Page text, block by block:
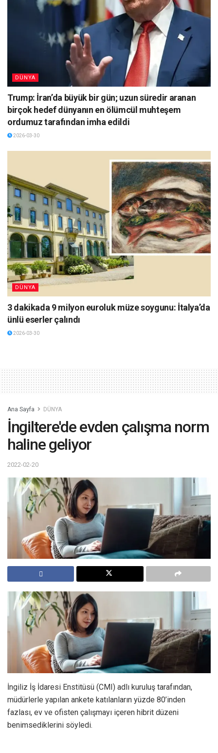
DÜNYA
Trump: İran’da büyük bir gün; uzun süredir aranan
birçok hedef dünyanın en ölümcül muhteşem
ordumuz tarafından imha edildi
2026-03-30
DÜNYA
3 dakikada 9 milyon euroluk müze soygunu: İtalya’da
ünlü eserler çalındı
2026-03-30
Ana Sayfa DÜNYA
İngiltere'de evden çalışma norm
haline geliyor
2022-02-20
İngiliz İş İdaresi Enstitüsü (CMI) adlı kuruluş tarafından,
müdürlerle yapılan ankete katılanların yüzde 80’inden
fazlası, ev ve ofisten çalışmayı içeren hibrit düzeni
benimsediklerini söyledi.